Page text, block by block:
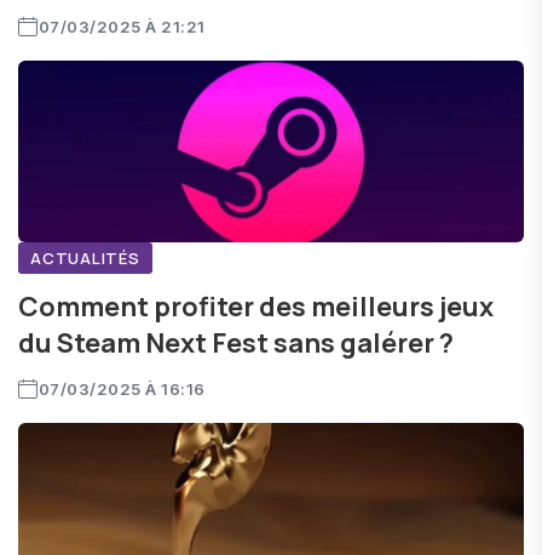
07/03/2025 À 21:21
ACTUALITÉS
Comment profiter des meilleurs jeux
du Steam Next Fest sans galérer ?
07/03/2025 À 16:16